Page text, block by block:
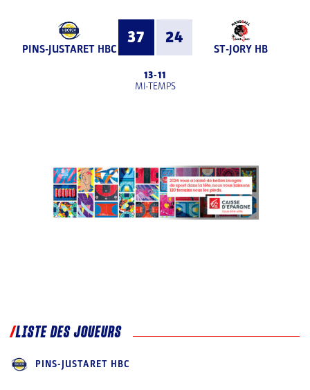
PINS-JUSTARET HBC
37 24
ST-JORY HB
13-11
MI-TEMPS
LISTE DES JOUEURS
PINS-JUSTARET HBC